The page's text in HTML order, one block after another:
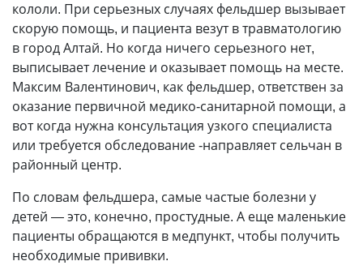
кололи. При серьезных случаях фельдшер вызывает
скорую помощь, и пациента везут в травматологию
в город Алтай. Но когда ничего серьезного нет,
выписывает лечение и оказывает помощь на месте.
Максим Валентинович, как фельдшер, ответствен за
оказание первичной медико-санитарной помощи, а
вот когда нужна консультация узкого специалиста
или требуется обследование -направляет сельчан в
районный центр.
По словам фельдшера, самые частые болезни у
детей — это, конечно, простудные. А еще маленькие
пациенты обращаются в медпункт, чтобы получить
необходимые прививки.